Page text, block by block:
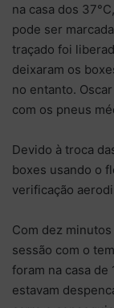
na casa dos
pode ser
traçado foi
deixaram os
no entanto.
com os pneus
Devido à troca
boxes usando o
verificação
Com dez
sessão com o
foram na casa de
estavam